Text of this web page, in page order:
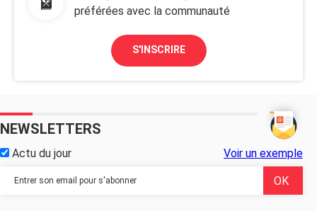
préférées avec la communauté
S'INSCRIRE
NEWSLETTERS
Actu du jour Voir un exemple